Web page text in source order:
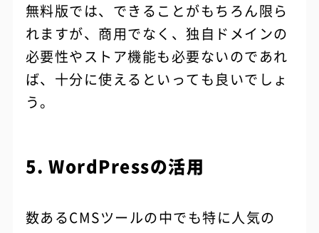
無料版では、できることがもちろん限ら
れますが、商用でなく、独自ドメインの
必要性やストア機能も必要ないのであれ
ば、十分に使えるといっても良いでしょ
う。
5. WordPressの活用
数あるCMSツールの中でも特に人気の